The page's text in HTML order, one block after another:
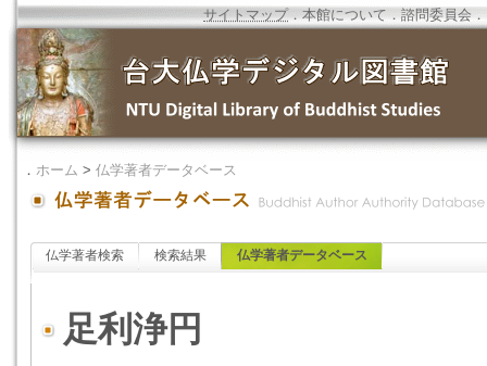
サイトマップ．本館について ．諮問委員会 ．
． ホーム > 仏学著者データベース
仏学著者検索 検索結果 仏学著者データベース
足利浄円